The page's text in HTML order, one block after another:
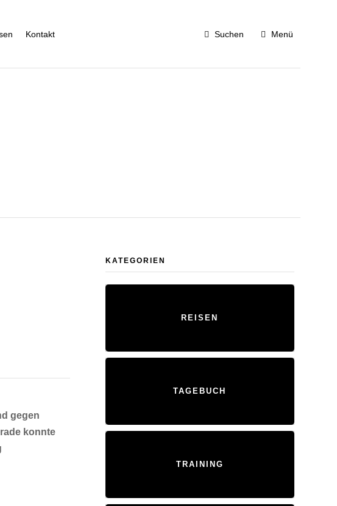
Kontakt Suchen Menü
gegen
konnte
KATEGORIEN
REISEN
TAGEBUCH
TRAINING